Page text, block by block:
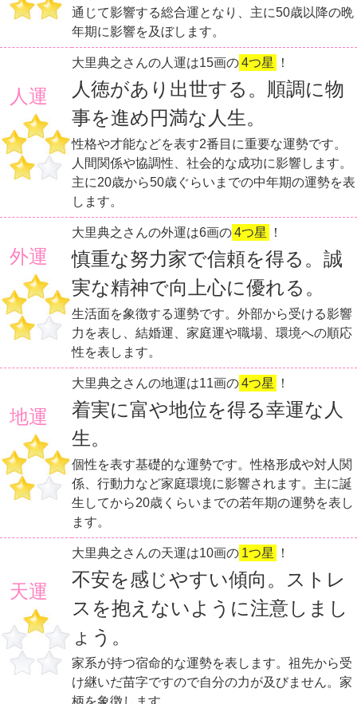
通じて影響する総合運となり、主に50歳以降の晩
年期に影響を及ぼします。
人運
大里典之さんの人運は15画の4つ星 ！
人徳があり出世する。順調に物
事を進め円満な人生。
性格や才能などを表す2番目に重要な運勢です。
人間関係や協調性、社会的な成功に影響します。
主に20歳から50歳ぐらいまでの中年期の運勢を表
します。
外運
大里典之さんの外運は6画の4つ星 ！
慎重な努力家で信頼を得る。誠
実な精神で向上心に優れる。
生活面を象徴する運勢です。外部から受ける影響
力を表し、結婚運、家庭運や職場、環境への順応
性を表します。
地運
大里典之さんの地運は11画の4つ星 ！
着実に富や地位を得る幸運な人
生。
個性を表す基礎的な運勢です。性格形成や対人関
係、行動力など家庭環境に影響されます。主に誕
生してから20歳くらいまでの若年期の運勢を表し
ます。
天運
大里典之さんの天運は10画の 1つ星 ！
不安を感じやすい傾向。ストレ
スを抱えないように注意しまし
ょう。
家系が持つ宿命的な運勢を表します。祖先から受
け継いだ苗字ですので自分の力が及びません。家
柄を象徴します。